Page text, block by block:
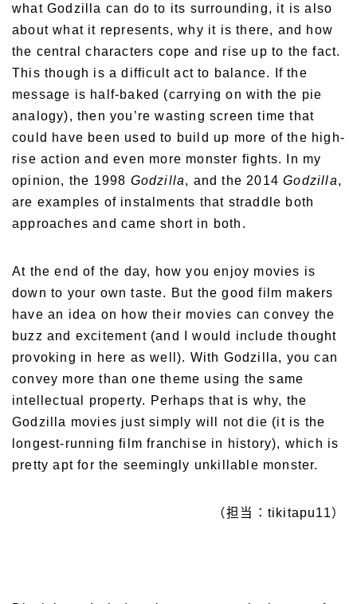
what Godzilla can do to its surrounding, it is also
about what it represents, why it is there, and how
the central characters cope and rise up to the fact.
This though is a difficult act to balance. If the
message is half-baked (carrying on with the pie
analogy), then you’re wasting screen time that
could have been used to build up more of the high-
rise action and even more monster fights. In my
opinion, the 1998 Godzilla, and the 2014Godzilla,
are examples of instalments that straddle both
approaches and came short in both.
At the end of the day, how you enjoy movies is
down to your own taste. But the good film makers
have an idea on how their movies can convey the
buzz and excitement (and I would include thought
provoking in here as well). With Godzilla, you can
convey more than one theme using the same
intellectual property. Perhaps that is why, the
Godzilla movies just simply will not die (it is the
longest-running film franchise in history), which is
pretty apt for the seemingly unkillable monster.
（担当：tikitapu11）